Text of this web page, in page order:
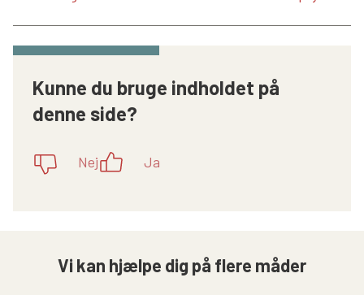
Kunne du bruge indholdet på
denne side?
Nej Ja
Vi kan hjælpe dig på flere måder